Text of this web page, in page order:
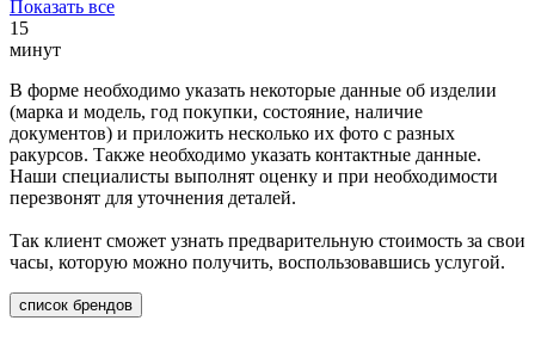
Показать все
15
минут
В форме необходимо указать некоторые данные об изделии
(марка и модель, год покупки, состояние, наличие
документов) и приложить несколько их фото с разных
ракурсов. Также необходимо указать контактные данные.
Наши специалисты выполнят оценку и при необходимости
перезвонят для уточнения деталей.
Так клиент сможет узнать предварительную стоимость за свои
часы, которую можно получить, воспользовавшись услугой.
список брендов